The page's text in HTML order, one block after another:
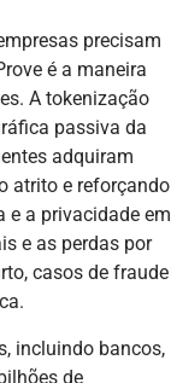
precisam
é a maneira
A tokenização
passiva da
adquiram
atrito e reforçando
e a privacidade em
e as perdas por
casos de fraude
incluindo bancos,
de